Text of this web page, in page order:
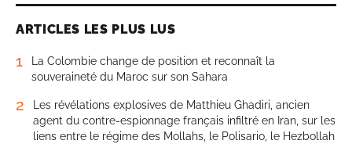
ARTICLES LES PLUS LUS
1
La Colombie change de position et reconnaît la
souveraineté du Maroc sur son Sahara
2
Les révélations explosives de Matthieu Ghadiri, ancien
agent du contre-espionnage français infiltré en Iran, sur les
liens entre le régime des Mollahs, le Polisario, le Hezbollah